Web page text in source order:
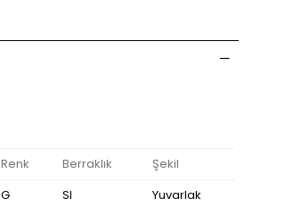
Renk Berraklık
Şekil
G SI Yuvarlak